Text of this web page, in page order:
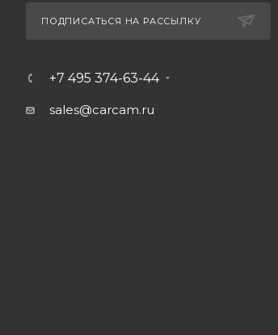
ПОДПИСАТЬСЯ НА РАССЫЛКУ
+7 495 374-63-44
sales@carcam.ru